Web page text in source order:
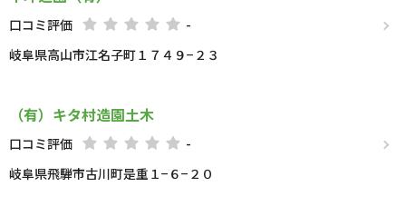
口コミ評価
-
岐阜県高山市江名子町１７４９−２３
（有）キタ村造園土木
口コミ評価
-
岐阜県飛騨市古川町是重１−６−２０